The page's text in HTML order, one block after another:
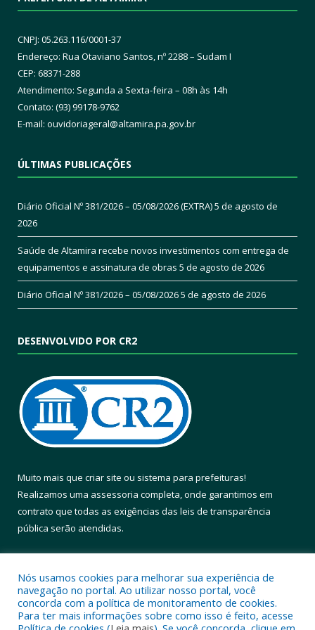
CNPJ: 05.263.116/0001-37
Endereço: Rua Otaviano Santos, nº 2288 – Sudam I
CEP: 68371-288
Atendimento: Segunda a Sexta-feira – 08h às 14h
Contato: (93) 99178-9762
E-mail: ouvidoriageral@altamira.pa.gov.br
ÚLTIMAS PUBLICAÇÕES
Diário Oficial Nº 381/2026 – 05/08/2026 (EXTRA)5 de agosto de
2026
Saúde de Altamira recebe novos investimentos com entrega de
equipamentos e assinatura de obras 5 de agosto de 2026
Diário Oficial Nº 381/2026 – 05/08/20265 de agosto de 2026
DESENVOLVIDO POR CR2
Muito mais que criar site ou sistema para prefeituras!
Realizamos uma assessoria completa, onde garantimos em
contrato que todas as exigências das leis de transparência
pública serão atendidas.
Nós usamos cookies para melhorar sua experiência de
navegação no portal. Ao utilizar nosso portal, você
concorda com a política de monitoramento de cookies.
Para ter mais informações sobre como isso é feito, acesse